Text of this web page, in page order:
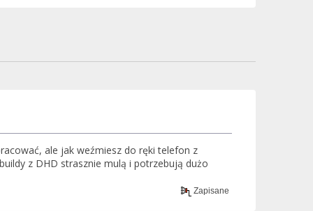
ale jak weźmiesz do ręki telefon z
z DHD strasznie mulą i potrzebują dużo
Zapisane